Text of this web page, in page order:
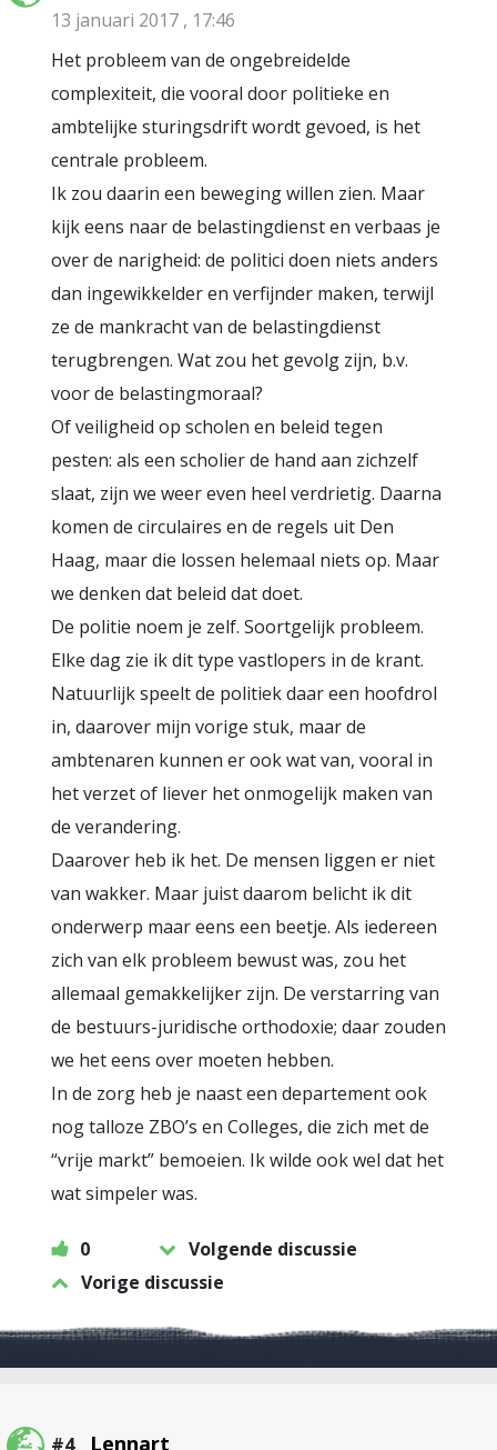
13 januari 2017 , 17:46
Het probleem van de ongebreidelde
complexiteit, die vooral door politieke en
ambtelijke sturingsdrift wordt gevoed, is het
centrale probleem.
Ik zou daarin een beweging willen zien. Maar
kijk eens naar de belastingdienst en verbaas je
over de narigheid: de politici doen niets anders
dan ingewikkelder en verfijnder maken, terwijl
ze de mankracht van de belastingdienst
terugbrengen. Wat zou het gevolg zijn, b.v.
voor de belastingmoraal?
Of veiligheid op scholen en beleid tegen
pesten: als een scholier de hand aan zichzelf
slaat, zijn we weer even heel verdrietig. Daarna
komen de circulaires en de regels uit Den
Haag, maar die lossen helemaal niets op. Maar
we denken dat beleid dat doet.
De politie noem je zelf. Soortgelijk probleem.
Elke dag zie ik dit type vastlopers in de krant.
Natuurlijk speelt de politiek daar een hoofdrol
in, daarover mijn vorige stuk, maar de
ambtenaren kunnen er ook wat van, vooral in
het verzet of liever het onmogelijk maken van
de verandering.
Daarover heb ik het. De mensen liggen er niet
van wakker. Maar juist daarom belicht ik dit
onderwerp maar eens een beetje. Als iedereen
zich van elk probleem bewust was, zou het
allemaal gemakkelijker zijn. De verstarring van
de bestuurs-juridische orthodoxie; daar zouden
we het eens over moeten hebben.
In de zorg heb je naast een departement ook
nog talloze ZBO’s en Colleges, die zich met de
“vrije markt” bemoeien. Ik wilde ook wel dat het
wat simpeler was.
0
Volgende discussie
Vorige discussie
#4 Lennart